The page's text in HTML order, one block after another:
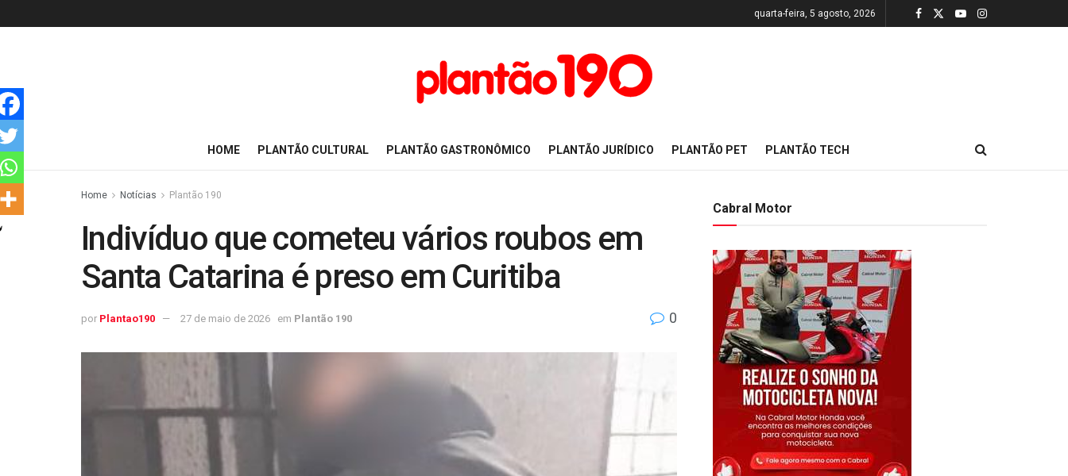
quarta-feira, 5 agosto, 2026
HOME PLANTÃO CULTURAL PLANTÃO GASTRONÔMICO PLANTÃO JURÍDICO PLANTÃO PET PLANTÃO TECH
Home Notícias Plantão 190
Indivíduo que cometeu vários roubos em
Santa Catarina é preso em Curitiba
por Plantao190 27 de maio de 2026 em Plantão 190 0
Cabral Motor